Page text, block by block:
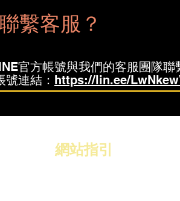
繫客服？
官方帳號與我們的客服團隊
連結： https://lin.ee/
網站指引